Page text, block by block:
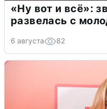
«Ну вот и всё»:
развелась с
6 августа 82